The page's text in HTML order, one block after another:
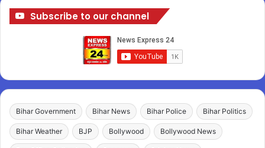
Subscribe to our channel
Bihar Government Bihar News Bihar Police Bihar Politics
Bihar Weather BJP Bollywood Bollywood News